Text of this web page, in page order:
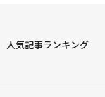
人気記事ランキング